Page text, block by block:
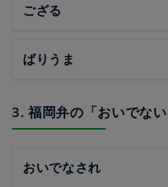
ござる
ばりうま
3. 福岡弁の「おいでな
おいでなされ